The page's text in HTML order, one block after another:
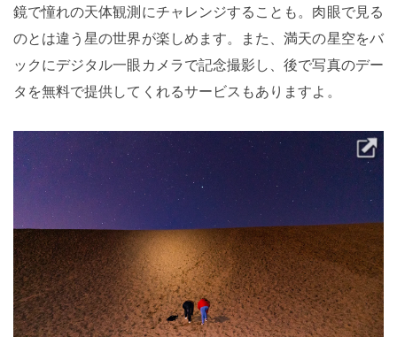
鏡で憧れの天体観測にチャレンジすることも。肉眼で見る
のとは違う星の世界が楽しめます。また、満天の星空をバ
ックにデジタル一眼カメラで記念撮影し、後で写真のデー
タを無料で提供してくれるサービスもありますよ。